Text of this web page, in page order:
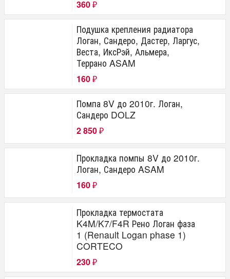
360 ₽
Подушка крепления радиатора
Логан, Сандеро, Дастер, Ларгус,
Веста, ИксРэй, Альмера,
Террано ASAM
160 ₽
Помпа 8V до 2010г. Логан,
Сандеро DOLZ
2 850 ₽
Прокладка помпы 8V до 2010г.
Логан, Сандеро ASAM
160 ₽
Прокладка термостата
K4M/K7/F4R Рено Логан фаза
1 (Renault Logan phase 1)
CORTECO
230 ₽